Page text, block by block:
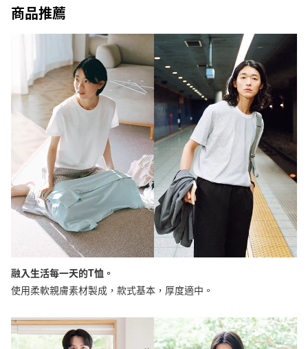
商品推薦
融入生活每一天的T恤。
使用柔軟親膚素材製成，款式基本，厚度適中。